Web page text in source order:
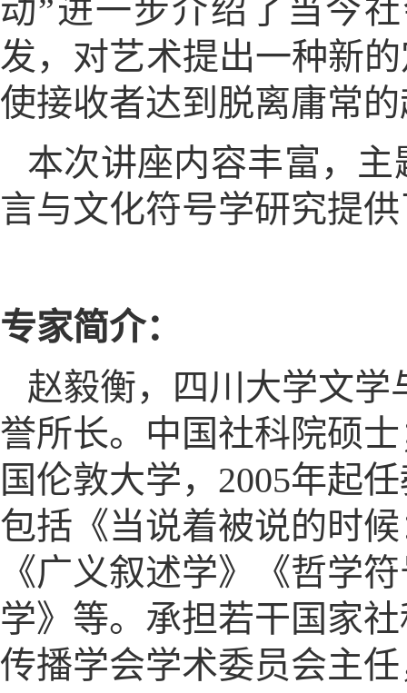
动”进一步介绍了当今
发，对艺术提出一种新
使接收者达到脱离庸常
本次讲座内容丰富，
言与文化符号学研究提
专家简介：
赵毅衡，四川大学文学
誉所长。中国社科院硕
国伦敦大学，2005年起
包括《当说着被说的时
《广义叙述学》《哲学
学》等。承担若干国家
传播学会学术委员会主